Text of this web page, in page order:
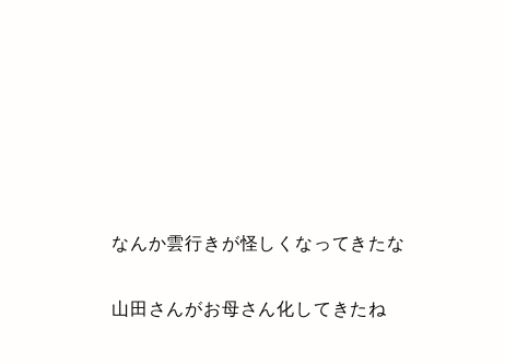
なんか雲行きが怪しくなってきたな
山田さんがお母さん化してきたね